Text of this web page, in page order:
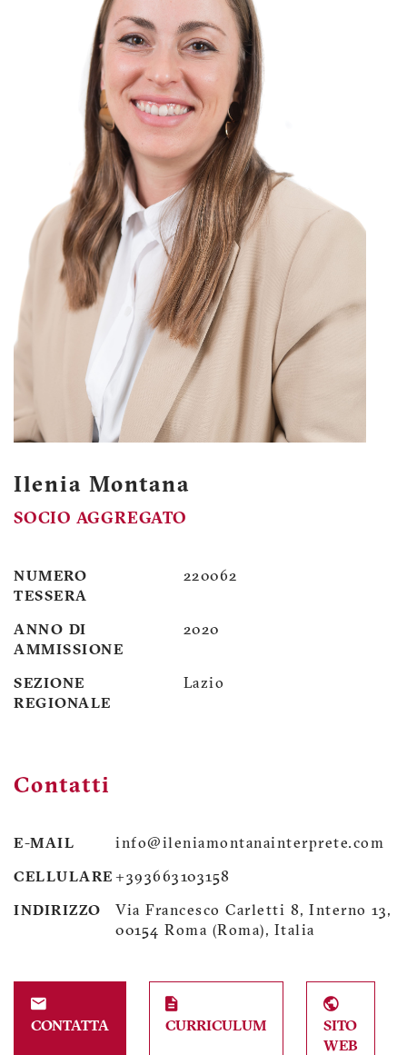
Ilenia Montana
SOCIO AGGREGATO
NUMERO
TESSERA
220062
ANNO DI
AMMISSIONE
2020
SEZIONE
REGIONALE
Lazio
Contatti
E-MAIL info@ileniamontanainterprete.com
CELLULARE +393663103158
INDIRIZZO
Via Francesco Carletti 8, Interno 13,
00154 Roma (Roma), Italia
CONTATTA CURRICULUM
SITO
WEB